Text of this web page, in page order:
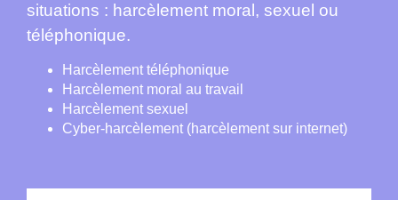
situations : harcèlement moral, sexuel ou
téléphonique.
Harcèlement téléphonique
Harcèlement moral au travail
Harcèlement sexuel
Cyber-harcèlement (harcèlement sur internet)